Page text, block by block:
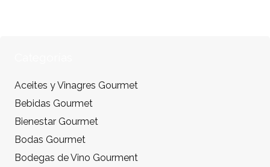
Aceites y Vinagres Gourmet
Bebidas Gourmet
Bienestar Gourmet
Bodas Gourmet
Bodegas de Vino Gourment